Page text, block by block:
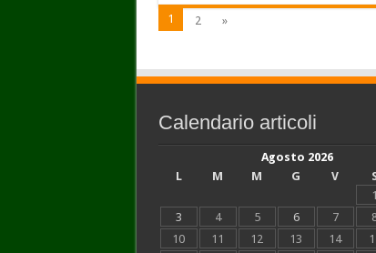
1 2 »
Calendario articoli
Agosto 2026
L
M M G V
1
3
4 5 6 7
10
11 12 13 14